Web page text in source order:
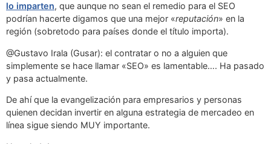
lo imparten, que aunque no sean el remedio para el SEO
podrían hacerte digamos que una mejor «reputación» en la
región (sobretodo para países donde el título importa).
@Gustavo Irala (Gusar): el contratar o no a alguien que
simplemente se hace llamar «SEO» es lamentable…. Ha pasado
y pasa actualmente.
De ahí que la evangelización para empresarios y personas
quienen decidan invertir en alguna estrategia de mercadeo en
línea sigue siendo MUY importante.